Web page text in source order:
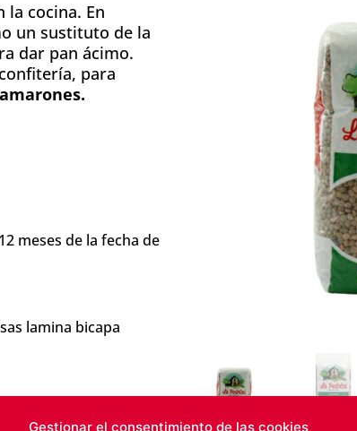
Gestionar el consentimiento de las cookies
la cocina. En
un sustituto de la
dar pan ácimo.
para
meses de la fecha de
lamina bicapa